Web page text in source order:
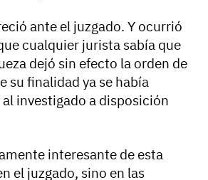
ante el juzgado. Y ocurrió
cualquier jurista sabía que
dejó sin efecto la orden de
su finalidad ya se había
investigado a disposición
interesante de esta
el juzgado, sino en las